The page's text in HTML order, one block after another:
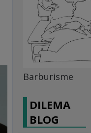
Barburisme
DILEMA
BLOG